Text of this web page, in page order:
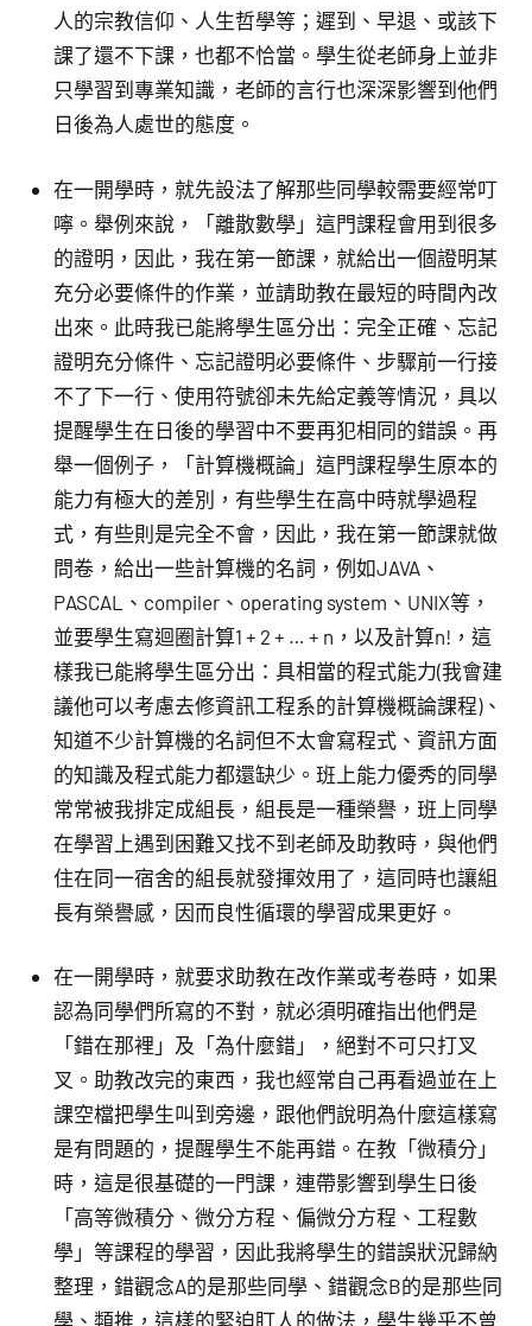
人的宗教信仰、人生哲學等；遲到、早退、或該下
課了還不下課，也都不恰當。學生從老師身上並非
只學習到專業知識，老師的言行也深深影響到他們
日後為人處世的態度。
在一開學時，就先設法了解那些同學較需要經常叮
嚀。舉例來說，「離散數學」這門課程會用到很多
的證明，因此，我在第一節課，就給出一個證明某
充分必要條件的作業，並請助教在最短的時間內改
出來。此時我已能將學生區分出：完全正確、忘記
證明充分條件、忘記證明必要條件、步驟前一行接
不了下一行、使用符號卻未先給定義等情況，具以
提醒學生在日後的學習中不要再犯相同的錯誤。再
舉一個例子，「計算機概論」這門課程學生原本的
能力有極大的差別，有些學生在高中時就學過程
式，有些則是完全不會，因此，我在第一節課就做
問卷，給出一些計算機的名詞，例如JAVA、
PASCAL、compiler、operating system、UNIX等，
並要學生寫迴圈計算1 + 2 + … + n，以及計算n!，這
樣我已能將學生區分出：具相當的程式能力(我會建
議他可以考慮去修資訊工程系的計算機概論課程)、
知道不少計算機的名詞但不太會寫程式、資訊方面
的知識及程式能力都還缺少。班上能力優秀的同學
常常被我排定成組長，組長是一種榮譽，班上同學
在學習上遇到困難又找不到老師及助教時，與他們
住在同一宿舍的組長就發揮效用了，這同時也讓組
長有榮譽感，因而良性循環的學習成果更好。
在一開學時，就要求助教在改作業或考卷時，如果
認為同學們所寫的不對，就必須明確指出他們是
「錯在那裡」及「為什麼錯」，絕對不可只打叉
叉。助教改完的東西，我也經常自己再看過並在上
課空檔把學生叫到旁邊，跟他們說明為什麼這樣寫
是有問題的，提醒學生不能再錯。在教「微積分」
時，這是很基礎的一門課，連帶影響到學生日後
「高等微積分、微分方程、偏微分方程、工程數
學」等課程的學習，因此我將學生的錯誤狀況歸納
整理，錯觀念A的是那些同學、錯觀念B的是那些同
學、類推，這樣的緊迫盯人的做法，學生幾乎不曾